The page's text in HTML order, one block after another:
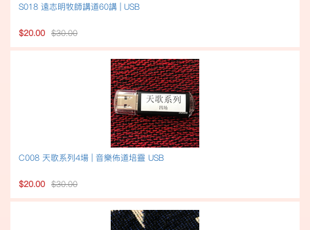
S018 遠志明牧師講道60講 | USB
$20.00 $30.00
C008 天歌系列4場 | 音樂佈道培靈 USB
$20.00 $30.00